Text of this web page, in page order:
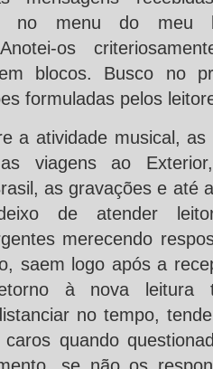
no menu do meu
os
blocos. Busco no
formuladas pelos
a atividade musical,
viagens ao
as gravações e
de atender
merecendo
saem logo após a
à nova leitura
no tempo,
quando